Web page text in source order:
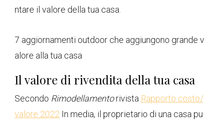
ntare il valore della tua casa.
7 aggiornamenti outdoor che aggiungono grande v
alore alla tua casa
Il valore di rivendita della tua casa
Secondo Rimodellamentorivista Rapporto costo/
valore 2022 In media, il proprietario di una casa pu